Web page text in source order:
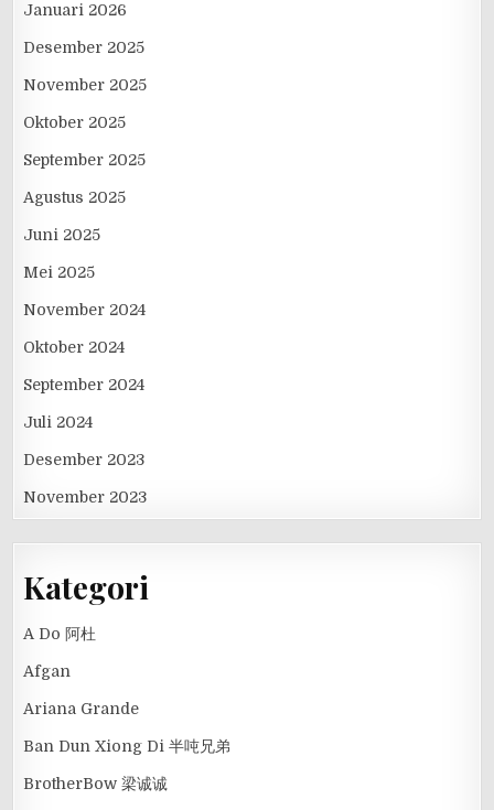
Januari 2026
Desember 2025
November 2025
Oktober 2025
September 2025
Agustus 2025
Juni 2025
Mei 2025
November 2024
Oktober 2024
September 2024
Juli 2024
Desember 2023
November 2023
Kategori
A Do 阿杜
Afgan
Ariana Grande
Ban Dun Xiong Di 半吨兄弟
BrotherBow 梁诚诚